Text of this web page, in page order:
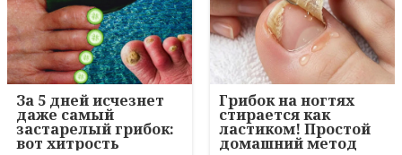
За 5 дней исчезнет
даже самый
застарелый грибок:
вот хитрость
Грибок на ногтях
стирается как
ластиком! Простой
домашний метод